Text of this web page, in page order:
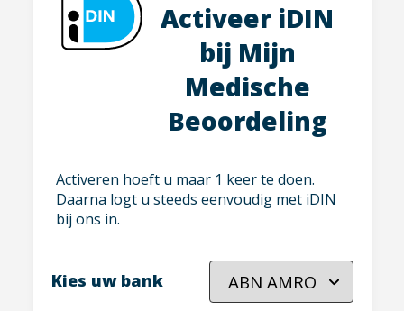
Activeer iDIN
bij Mijn
Medische
Beoordeling
Activeren hoeft u maar 1 keer te doen.
Daarna logt u steeds eenvoudig met iDIN
bij ons in.
Kies uw bank